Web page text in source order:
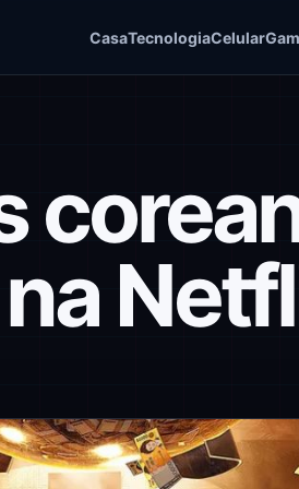
CasaTecnologiaCelular